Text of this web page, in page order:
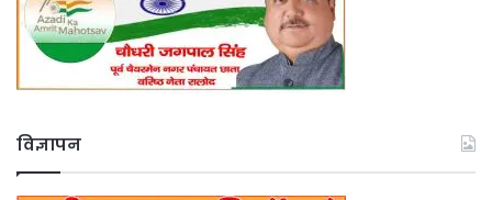
विज्ञापन